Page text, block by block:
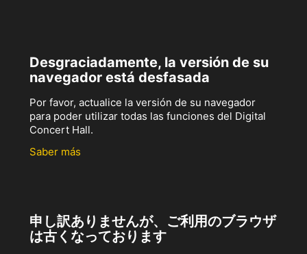
Desgraciadamente, la versión de su
navegador está desfasada
Por favor, actualice la versión de su navegador
para poder utilizar todas las funciones del Digital
Concert Hall.
Saber más
申し訳ありませんが、ご利用のブラウザ
は古くなっております